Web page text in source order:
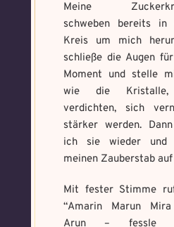
Meine
schweben bereits in
Kreis um mich
schließe die Augen
Moment und stelle
wie die
verdichten, sich
stärker werden.
ich sie wieder und
meinen Zauberstab
Mit fester Stimme
“Amarin Marun
Arun – fessle
Wo gefunden? *
Wie bist du darauf
aufmerksam geworden
Schreibe eine Geschichte mit mind.
500 Zeichen.
Wo gefunden? *
Wie fängst du die Chaos
Magie ein? *
mit mind. 500 Zeichen.
Du hast einen Gegenstand
mit, wenn du ihn
Benutzername *
Welches Item und für